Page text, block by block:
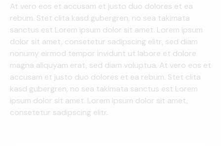
At vero eos et accusam et justo duo dolores et ea
rebum. Stet clita kasd gubergren, no sea takimata
sanctus est Lorem ipsum dolor sit amet. Lorem ipsum
dolor sit amet, consetetur sadipscing elitr, sed diam
nonumy eirmod tempor invidunt ut labore et dolore
magna aliquyam erat, sed diam voluptua. At vero eos et
accusam et justo duo dolores et ea rebum. Stet clita
kasd gubergren, no sea takimata sanctus est Lorem
ipsum dolor sit amet. Lorem ipsum dolor sit amet,
consetetur sadipscing elitr.